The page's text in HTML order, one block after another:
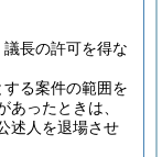
長の許可を得な
る案件の範囲を
あったときは、
述人を退場させ